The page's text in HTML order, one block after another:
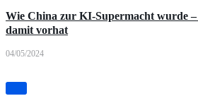
Wie China zur KI-Supermacht wurde
damit vorhat
04/05/2024